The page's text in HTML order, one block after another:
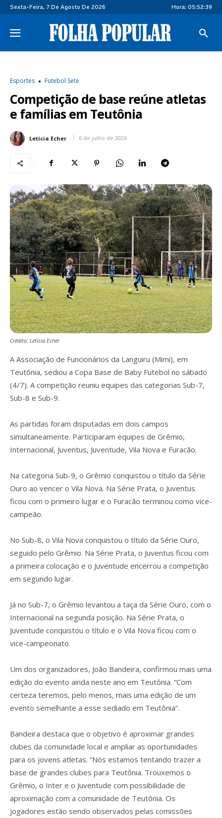
Sexta-Feira, 7 De Agosto De 2026 Hora: 05:52:39
Esportes Futebol Sete
Competição de base reúne atletas
e famílias em Teutônia
Letícia Echer 6 de julho de 2026
Crédito: Letícia Echer
A Associação de Funcionários da Languiru (Mimi), em
Teutônia, sediou a Copa Base de Baby Futebol no sábado
(4/7). A competição reuniu equipes das categorias Sub-7,
Sub-8 e Sub-9.
As partidas foram disputadas em dois campos
simultaneamente. Participaram equipes de Grêmio,
Internacional, Juventus, Juventude, Vila Nova e Furacão.
Na categoria Sub-9, o Grêmio conquistou o título da Série
Ouro ao vencer o Vila Nova. Na Série Prata, o Juventus
ficou com o primeiro lugar e o Furacão terminou como vice-
campeão.
No Sub-8, o Vila Nova conquistou o título da Série Ouro,
seguido pelo Grêmio. Na Série Prata, o Juventus ficou com
a primeira colocação e o Juventude encerrou a competição
em segundo lugar.
Já no Sub-7, o Grêmio levantou a taça da Série Ouro, com o
Internacional na segunda posição. Na Série Prata, o
Juventude conquistou o título e o Vila Nova ficou com o
vice-campeonato.
Um dos organizadores, João Bandeira, confirmou mais uma
edição do evento ainda neste ano em Teutônia. “Com
certeza teremos, pelo menos, mais uma edição de um
evento semelhante a esse sediado em Teutônia”.
Bandeira destaca que o objetivo é aproximar grandes
clubes da comunidade local e ampliar as oportunidades
para os jovens atletas. “Nós estamos tentando trazer a
base de grandes clubes para Teutônia. Trouxemos o
Grêmio, o Inter e o Juventude com possibilidade de
aproximação com a comunidade de Teutônia. Os
jogadores estão sendo observados pelas comissões